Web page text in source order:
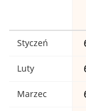
Styczeń
Luty
Marzec